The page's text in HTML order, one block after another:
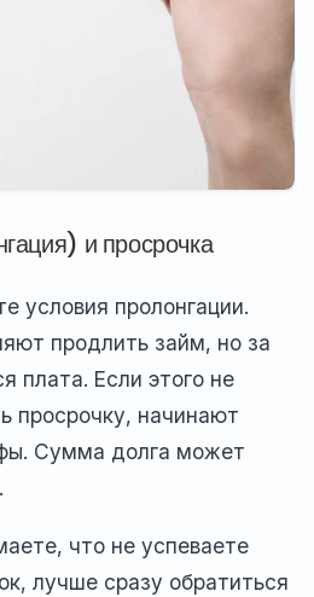
и просрочка
условия пролонгации.
продлить займ, но за
плата. Если этого не
просрочку, начинают
Сумма долга может
что не успеваете
лучше сразу обратиться